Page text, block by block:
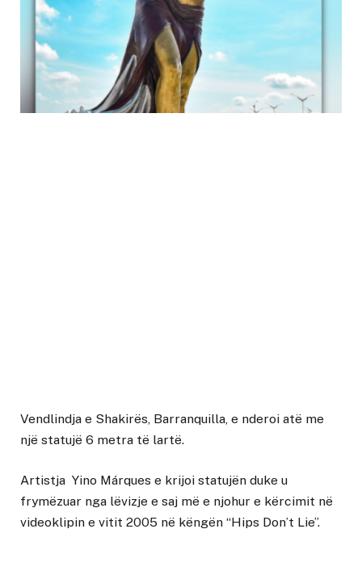
Vendlindja e Shakirës, Barranquilla, e nderoi atë me
një statujë 6 metra të lartë.
Artistja Yino Márques e krijoi statujën duke u
frymëzuar nga lëvizje e saj më e njohur e kërcimit në
videoklipin e vitit 2005 në këngën “Hips Don’t Lie”.